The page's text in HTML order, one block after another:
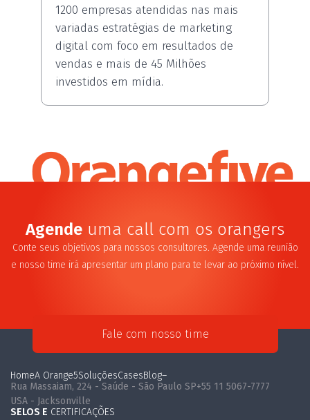
1200 empresas atendidas nas mais
variadas estratégias de marketing
digital com foco em resultados de
vendas e mais de 45 Milhões
investidos em mídia.
Agende uma call com os orangers
Conte seus objetivos para nossos consultores. Agende uma reunião
e nosso time irá apresentar um plano para te levar ao próximo nível.
Fale com nosso time
HomeA Orange5SoluçõesCasesBlog–
Rua Massaiam, 224 - Saúde - São Paulo SP
USA - Jacksonville
+55 11 5067-7777
SELOS E CERTIFICAÇÕES